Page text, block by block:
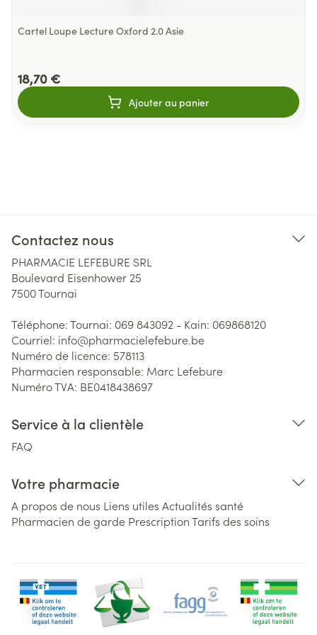
Cartel Loupe Lecture Oxford 2.0 Asie
18,70 €
Ajouter au panier
Contactez nous
PHARMACIE LEFEBURE SRL
Boulevard Eisenhower 25
7500Tournai
Téléphone:Tournai: 069 843092 - Kain: 069868120
Courriel: info@pharmacielefebure.be
Numéro de licence: 578113
Pharmacien responsable: Marc Lefebure
Numéro TVA: BE0418438697
Service à la clientèle
FAQ
Votre pharmacie
A propos de nous Liens utiles Actualités santé
Pharmacien de garde PrescriptionTarifs des soins